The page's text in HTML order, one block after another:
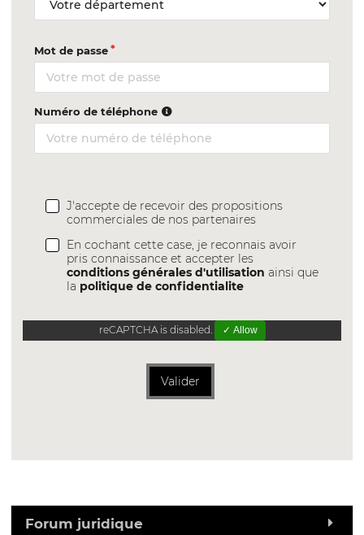
Mot de passe
Numéro de téléphone
J'accepte de recevoir des propositions
commerciales de nos partenaires
En cochant cette case, je reconnais avoir
pris connaissance et accepter les
conditions générales d'utilisation ainsi que
la politique de confidentialite
reCAPTCHA is disabled. ✓ Allow
Valider
Forum juridique